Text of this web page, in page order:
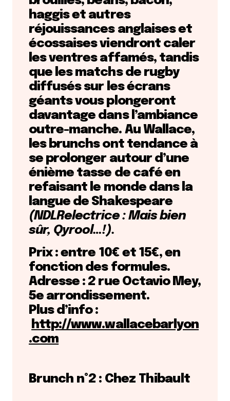
haggis et autres
réjouissances anglaises et
écossaises viendront caler
les ventres affamés, tandis
que les matchs de rugby
diffusés sur les écrans
géants vous plongeront
davantage dans l’ambiance
outre-manche. Au Wallace,
les brunchs ont tendance à
se prolonger autour d’une
énième tasse de café en
refaisant le monde dans la
langue de Shakespeare
(NDLRelectrice : Mais bien
sûr, Qyrool…!).
Prix : entre 10€ et 15€, en
fonction des formules.
Adresse : 2 rue Octavio Mey,
5e arrondissement.
Plus d’info :
http://www.wallacebarlyon
.com
Brunch n°2 : Chez Thibault